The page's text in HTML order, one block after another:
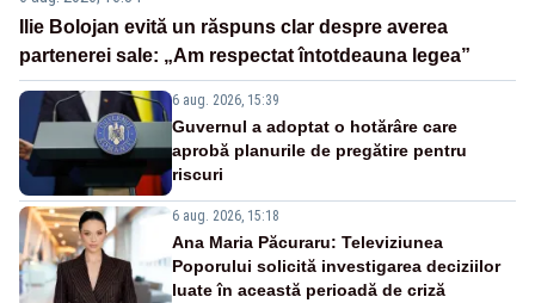
Ilie Bolojan evită un răspuns clar despre averea
partenerei sale: „Am respectat întotdeauna legea”
6 aug. 2026, 15:39
Guvernul a adoptat o hotărâre care
aprobă planurile de pregătire pentru
riscuri
6 aug. 2026, 15:18
Ana Maria Păcuraru: Televiziunea
Poporului solicită investigarea deciziilor
luate în această perioadă de criză